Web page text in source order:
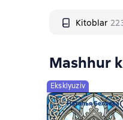
Kitoblar
Mashhur
Eksklyuziv